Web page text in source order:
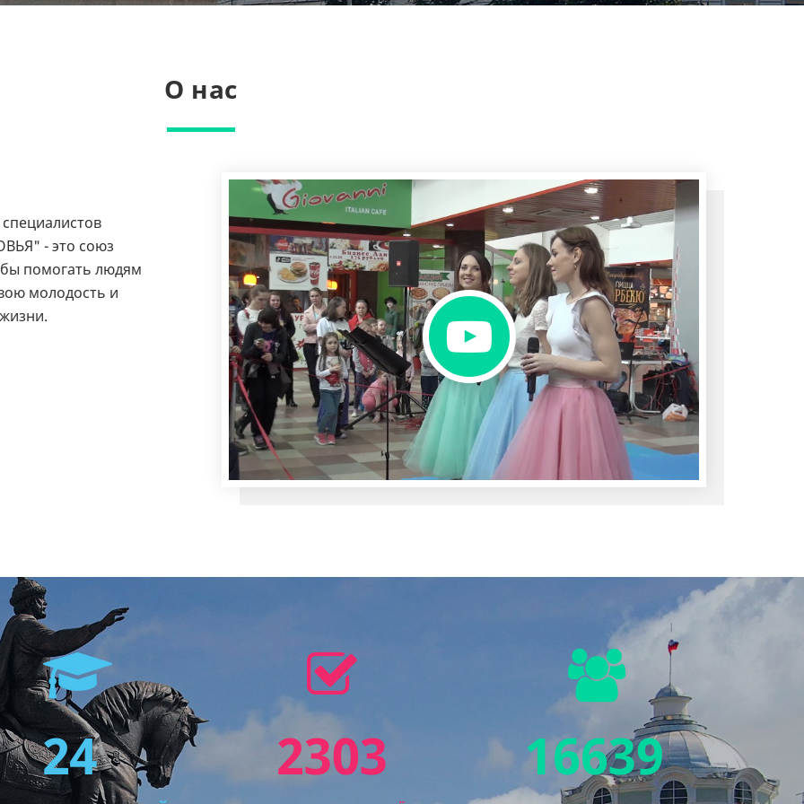
О нас
- это союз
помогать людям
молодость и
26 2399 17333